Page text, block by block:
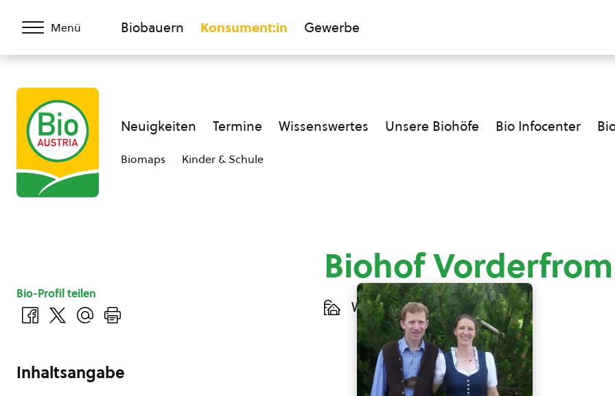
Menü Biobauern Konsument:in Gewerbe
Neuigkeiten Termine Wissenswertes Unsere Biohöfe Bio Infocenter
Biomaps Kinder & Schule
Biohof
Werfenweng, Salzburg
Bio-Profil teilen
Inhaltsangabe